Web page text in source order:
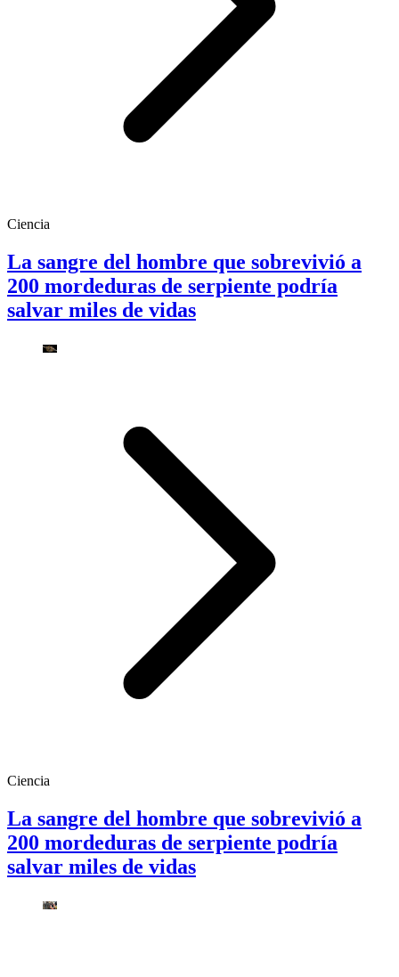
Ciencia
La sangre del hombre que sobrevivió a
200 mordeduras de serpiente podría
salvar miles de vidas
Ciencia
La sangre del hombre que sobrevivió a
200 mordeduras de serpiente podría
salvar miles de vidas